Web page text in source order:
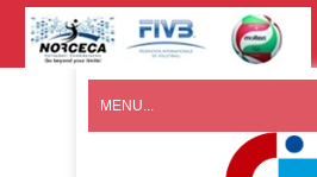
MENU...